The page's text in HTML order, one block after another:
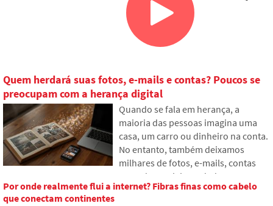
Quem herdará suas fotos, e-mails e contas? Poucos se
preocupam com a herança digital
Quando se fala em herança, a
maioria das pessoas imagina uma
casa, um carro ou dinheiro na conta.
No entanto, também deixamos
milhares de fotos, e-mails, contas
em redes sociais ou dados
armazenados na nuvem. O que
Por onde realmente flui a internet? Fibras finas como cabelo
que conectam continentes